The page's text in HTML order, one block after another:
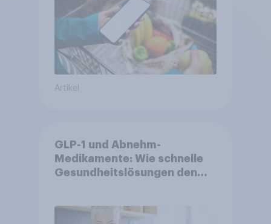
Artikel
GLP-1 und Abnehm-
Medikamente: Wie schnelle
Gesundheitslösungen den